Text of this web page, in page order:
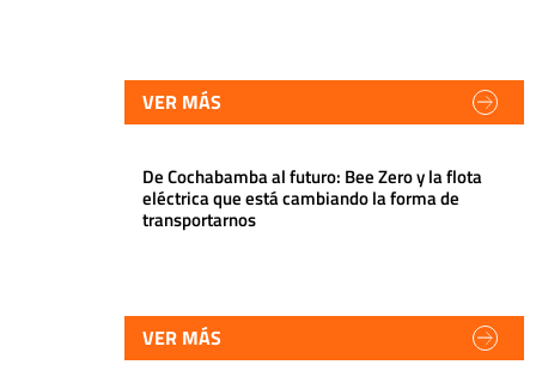
VER MÁS
De Cochabamba al futuro: Bee Zero y la flota
eléctrica que está cambiando la forma de
transportarnos
VER MÁS